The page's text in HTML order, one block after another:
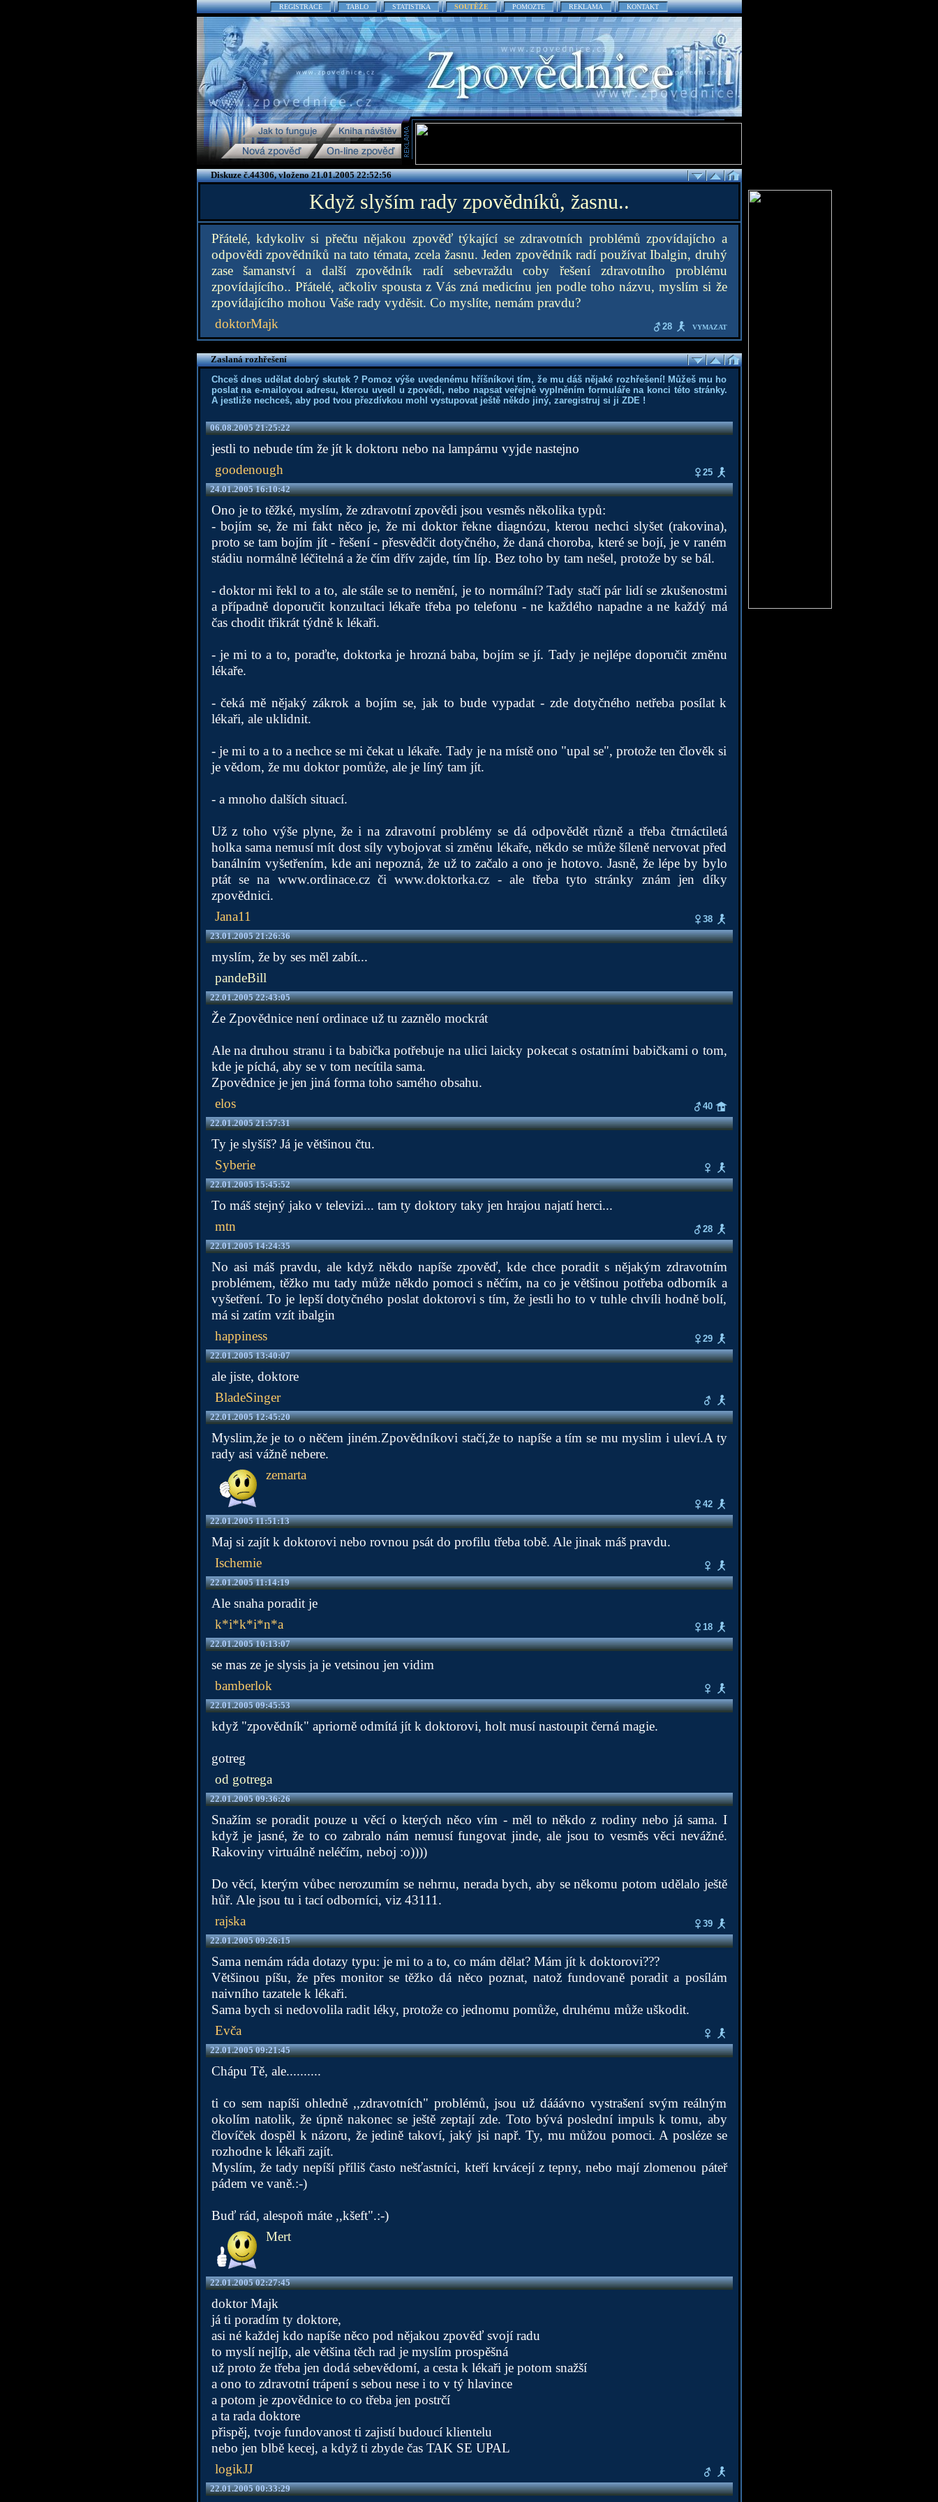
REGISTRACE TABLO STATISTIKA SOUTĚŽE POMOZTE REKLAMA KONTAKT
Diskuze č.44306, vloženo 21.01.2005 22:52:56
Když slyším rady zpovědníků, žasnu..
Přátelé, kdykoliv si přečtu nějakou zpověď týkající se zdravotních problémů zpovídajícho a
odpovědi zpovědníků na tato témata, zcela žasnu. Jeden zpovědník radí používat Ibalgin, druhý
zase šamanství a další zpovědník radí sebevraždu coby řešení zdravotního problému
zpovídajícího.. Přátelé, ačkoliv spousta z Vás zná medicínu jen podle toho názvu, myslím si že
zpovídajícího mohou Vaše rady vyděsit. Co myslíte, nemám pravdu?
doktorMajk
28 VYMAZAT
Zaslaná rozhřešení
Chceš dnes udělat dobrý skutek ? Pomoz výše uvedenému hříšníkovi tím, že mu dáš nějaké rozhřešení! Můžeš mu ho
poslat na e-mailovou adresu, kterou uvedl u zpovědi, nebo napsat veřejně vyplněním formuláře na konci této stránky.
A jestliže nechceš, aby pod tvou přezdívkou mohl vystupovat ještě někdo jiný, zaregistruj si ji ZDE!
06.08.2005 21:25:22
jestli to nebude tím že jít k doktoru nebo na lampárnu vyjde nastejno
goodenough
25
24.01.2005 16:10:42
Ono je to těžké, myslím, že zdravotní zpovědi jsou vesměs několika typů:
- bojím se, že mi fakt něco je, že mi doktor řekne diagnózu, kterou nechci slyšet (rakovina),
proto se tam bojím jít - řešení - přesvědčit dotyčného, že daná choroba, které se bojí, je v raném
stádiu normálně léčitelná a že čím dřív zajde, tím líp. Bez toho by tam nešel, protože by se bál.
- doktor mi řekl to a to, ale stále se to nemění, je to normální? Tady stačí pár lidí se zkušenostmi
a případně doporučit konzultaci lékaře třeba po telefonu - ne každého napadne a ne každý má
čas chodit třikrát týdně k lékaři.
- je mi to a to, poraďte, doktorka je hrozná baba, bojím se jí. Tady je nejlépe doporučit změnu
lékaře.
- čeká mě nějaký zákrok a bojím se, jak to bude vypadat - zde dotyčného netřeba posílat k
lékaři, ale uklidnit.
- je mi to a to a nechce se mi čekat u lékaře. Tady je na místě ono "upal se", protože ten člověk si
je vědom, že mu doktor pomůže, ale je líný tam jít.
- a mnoho dalších situací.
Už z toho výše plyne, že i na zdravotní problémy se dá odpovědět různě a třeba čtrnáctiletá
holka sama nemusí mít dost síly vybojovat si změnu lékaře, někdo se může šíleně nervovat před
banálním vyšetřením, kde ani nepozná, že už to začalo a ono je hotovo. Jasně, že lépe by bylo
ptát se na www.ordinace.czčiwww.doktorka.cz - ale třeba tyto stránky znám jen díky
zpovědnici.
Jana11
38
23.01.2005 21:26:36
myslím, že by ses měl zabít...
pandeBill
22.01.2005 22:43:05
Že Zpovědnice není ordinace už tu zaznělo mockrát
Ale na druhou stranu i ta babička potřebuje na ulici laicky pokecat s ostatními babičkami o tom,
kde je píchá, aby se v tom necítila sama.
Zpovědnice je jen jiná forma toho samého obsahu.
elos
40
22.01.2005 21:57:31
Ty je slyšíš? Já je většinou čtu.
Syberie
22.01.2005 15:45:52
To máš stejný jako v televizi... tam ty doktory taky jen hrajou najatí herci...
mtn
28
22.01.2005 14:24:35
No asi máš pravdu, ale když někdo napíše zpověď, kde chce poradit s nějakým zdravotním
problémem, těžko mu tady může někdo pomoci s něčím, na co je většinou potřeba odborník a
vyšetření. To je lepší dotyčného poslat doktorovi s tím, že jestli ho to v tuhle chvíli hodně bolí,
má si zatím vzít ibalgin
happiness
29
22.01.2005 13:40:07
ale jiste, doktore
BladeSinger
22.01.2005 12:45:20
Myslim,že je to o něčem jiném.Zpovědníkovi stačí,že to napíše a tím se mu myslim i uleví.A ty
rady asi vážně nebere.
zemarta
42
22.01.2005 11:51:13
Maj si zajít k doktorovi nebo rovnou psát do profilu třeba tobě. Ale jinak máš pravdu.
Ischemie
22.01.2005 11:14:19
Ale snaha poradit je
k*i*k*i*n*a
18
22.01.2005 10:13:07
se mas ze je slysis ja je vetsinou jen vidim
bamberlok
22.01.2005 09:45:53
když "zpovědník" apriorně odmítá jít k doktorovi, holt musí nastoupit černá magie.
gotreg
od gotrega
22.01.2005 09:36:26
Snažím se poradit pouze u věcí o kterých něco vím - měl to někdo z rodiny nebo já sama. I
když je jasné, že to co zabralo nám nemusí fungovat jinde, ale jsou to vesměs věci nevážné.
Rakoviny virtuálně neléčím, neboj :o))))
Do věcí, kterým vůbec nerozumím se nehrnu, nerada bych, aby se někomu potom udělalo ještě
hůř. Ale jsou tu i tací odborníci, viz 43111.
rajska
39
22.01.2005 09:26:15
Sama nemám ráda dotazy typu: je mi to a to, co mám dělat? Mám jít k doktorovi???
Většinou píšu, že přes monitor se těžko dá něco poznat, natož fundovaně poradit a posílám
naivního tazatele k lékaři.
Sama bych si nedovolila radit léky, protože co jednomu pomůže, druhému může uškodit.
Evča
22.01.2005 09:21:45
Chápu Tě, ale..........
ti co sem napíši ohledně ,,zdravotních" problémů, jsou už dááávno vystrašení svým reálným
okolím natolik, že úpně nakonec se ještě zeptají zde. Toto bývá poslední impuls k tomu, aby
človíček dospěl k názoru, že jedině takoví, jaký jsi např. Ty, mu můžou pomoci. A posléze se
rozhodne k lékaři zajít.
Myslím, že tady nepíší příliš často nešťastníci, kteří krvácejí z tepny, nebo mají zlomenou páteř
pádem ve vaně.:-)
Buď rád, alespoň máte ,,kšeft".:-)
Mert
22.01.2005 02:27:45
doktor Majk
já ti poradím ty doktore,
asi né každej kdo napíše něco pod nějakou zpověď svojí radu
to myslí nejlíp, ale většina těch rad je myslím prospěšná
už proto že třeba jen dodá sebevědomí, a cesta k lékaři je potom snažší
a ono to zdravotní trápení s sebou nese i to v tý hlavince
a potom je zpovědnice to co třeba jen postrčí
a ta rada doktore
přispěj, tvoje fundovanost ti zajistí budoucí klientelu
nebo jen blbě kecej, a když ti zbyde čas TAK SE UPAL
logikJJ
22.01.2005 00:33:29